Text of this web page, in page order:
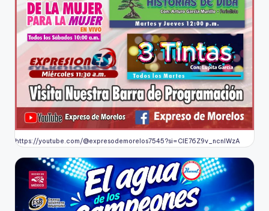
https://youtube.com/@expresodemorelos7545?si=CIE76Z9v_ncnlWzA